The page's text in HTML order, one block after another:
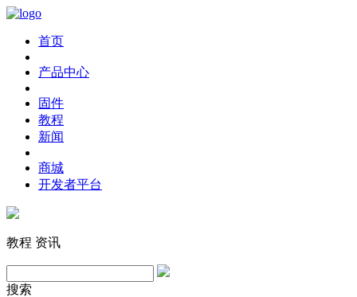
首页
产品中心
固件
教程
新闻
商城
开发者平台
教程 资讯
搜索